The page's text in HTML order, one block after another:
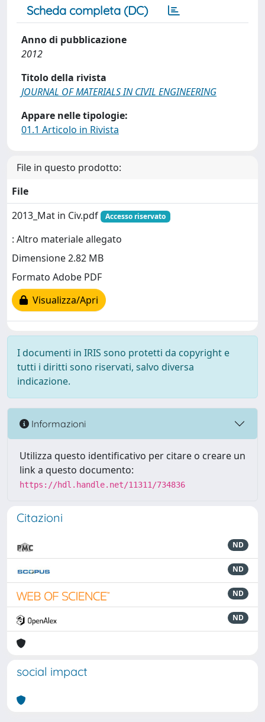
Scheda completa (DC)
Anno di pubblicazione
2012
Titolo della rivista
JOURNAL OF MATERIALS IN CIVIL ENGINEERING
Appare nelle tipologie:
01.1 Articolo in Rivista
File in questo prodotto:
File
2013_Mat in Civ.pdf
Accesso riservato
: Altro materiale allegato
Dimensione 2.82 MB
Formato Adobe PDF
Visualizza/Apri
I documenti in IRIS sono protetti da copyright e
tutti i diritti sono riservati, salvo diversa
indicazione.
Informazioni
Utilizza questo identificativo per citare o creare un
link a questo documento:
https://hdl.handle.net/11311/734836
Citazioni
ND
ND
ND
ND
social impact